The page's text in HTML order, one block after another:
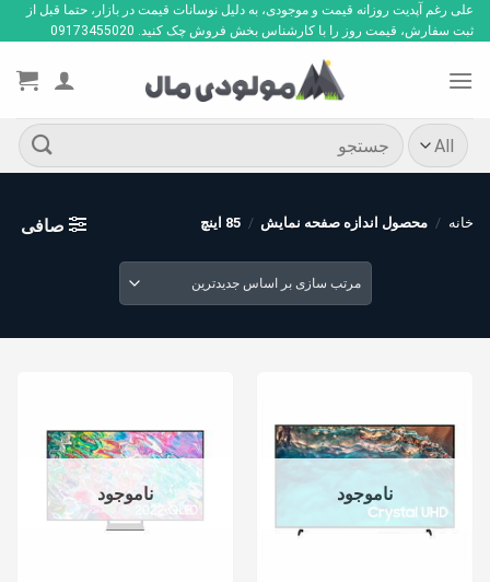
Skip
to
علی رغم آپدیت روزانه قیمت و موجودی، به دلیل نوسانات قیمت در بازار، حتما قبل از
ثبت سفارش، قیمت روز را با کارشناس بخش فروش چک کنید. 09173455020
جستجو
برای:
خانه / محصول اندازه صفحه نمایش / 85 اینچ صافی
ناموجود ناموجود